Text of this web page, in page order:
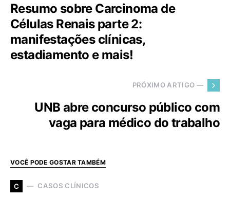
Resumo sobre Carcinoma de
Células Renais parte 2:
manifestações clínicas,
estadiamento e mais!
PRÓXIMO ARTIGO —
UNB abre concurso público com
vaga para médico do trabalho
VOCÊ PODE GOSTAR TAMBÉM
C CASOS CLÍNICOS